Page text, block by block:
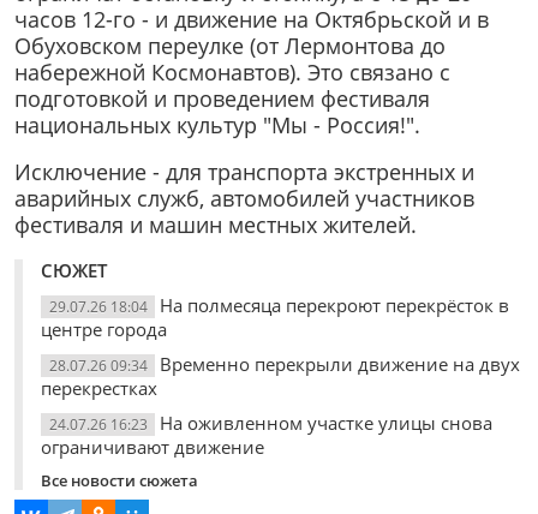
часов 12-го - и движение на Октябрьской и в
Обуховском переулке (от Лермонтова до
набережной Космонавтов). Это связано с
подготовкой и проведением фестиваля
национальных культур "Мы - Россия!".
Исключение - для транспорта экстренных и
аварийных служб, автомобилей участников
фестиваля и машин местных жителей.
СЮЖЕТ
29.07.26 18:04
На полмесяца перекроют перекрёсток в
центре города
28.07.26 09:34
Временно перекрыли движение на двух
перекрестках
24.07.26 16:23
На оживленном участке улицы снова
ограничивают движение
Все новости сюжета